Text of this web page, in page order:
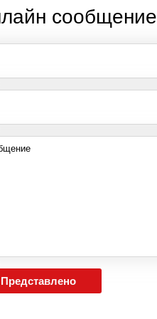
сообщение
Представлено